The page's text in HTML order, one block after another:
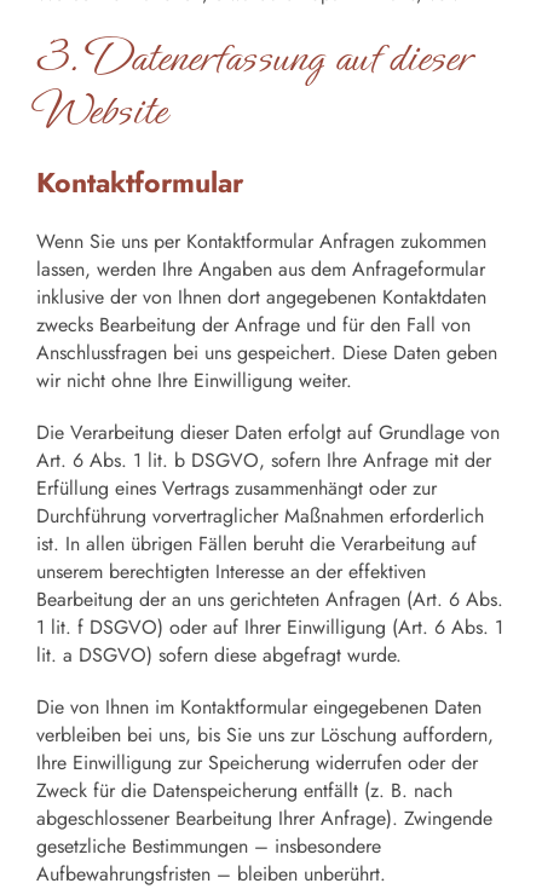
3. Datenerfassung auf dieser
Website
Kontaktformular
Wenn Sie uns per Kontaktformular Anfragen zukommen
lassen, werden Ihre Angaben aus dem Anfrageformular
inklusive der von Ihnen dort angegebenen Kontaktdaten
zwecks Bearbeitung der Anfrage und für den Fall von
Anschlussfragen bei uns gespeichert. Diese Daten geben
wir nicht ohne Ihre Einwilligung weiter.
Die Verarbeitung dieser Daten erfolgt auf Grundlage von
Art. 6 Abs. 1 lit. b DSGVO, sofern Ihre Anfrage mit der
Erfüllung eines Vertrags zusammenhängt oder zur
Durchführung vorvertraglicher Maßnahmen erforderlich
ist. In allen übrigen Fällen beruht die Verarbeitung auf
unserem berechtigten Interesse an der effektiven
Bearbeitung der an uns gerichteten Anfragen (Art. 6 Abs.
1 lit. f DSGVO) oder auf Ihrer Einwilligung (Art. 6 Abs. 1
lit. a DSGVO) sofern diese abgefragt wurde.
Die von Ihnen im Kontaktformular eingegebenen Daten
verbleiben bei uns, bis Sie uns zur Löschung auffordern,
Ihre Einwilligung zur Speicherung widerrufen oder der
Zweck für die Datenspeicherung entfällt (z. B. nach
abgeschlossener Bearbeitung Ihrer Anfrage). Zwingende
gesetzliche Bestimmungen – insbesondere
Aufbewahrungsfristen – bleiben unberührt.